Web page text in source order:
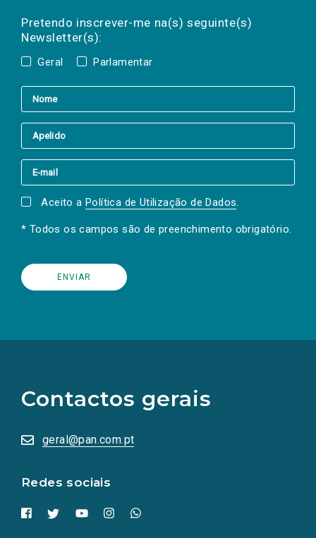
Pretendo inscrever-me na(s) seguinte(s)
Newsletter(s):
Geral Parlamentar
a(s) newsletter(s).
mail
Aceito a Política de Utilização de Dados.
* Todos os campos são de preenchimento obrigatório.
Contactos gerais
geral@pan.com.pt
Redes sociais
redes
sociais
numa
nova